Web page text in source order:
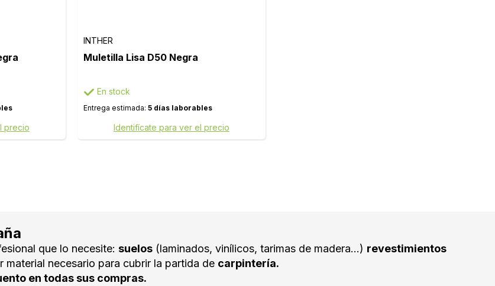
precio
INTHER
Muletilla Lisa D50 Negra
En stock
Entrega estimada: 5 días laborables
Identifícate para ver el precio
que lo necesite: suelos (laminados, vinílicos, tarimas de madera...) revestimientos
material necesario para cubrir la partida de carpintería.
en todas sus compras.